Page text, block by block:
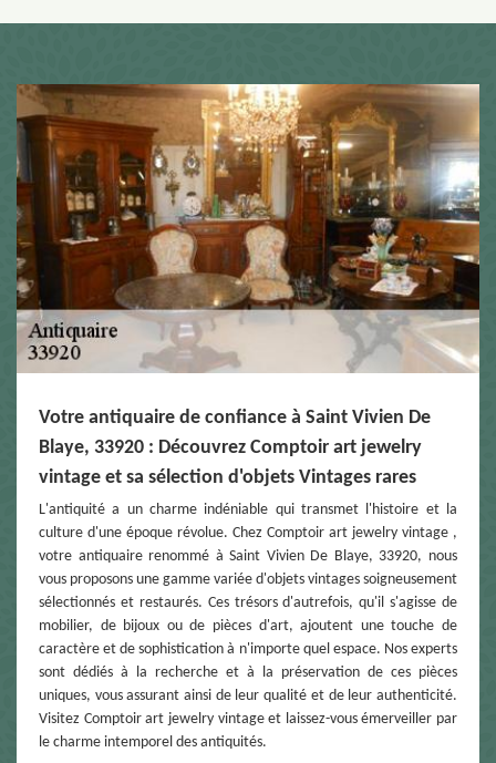
Votre antiquaire de confiance à Saint Vivien De
Blaye, 33920 : Découvrez Comptoir art jewelry
vintage et sa sélection d'objets Vintages rares
L'antiquité a un charme indéniable qui transmet l'histoire et la
culture d'une époque révolue. Chez Comptoir art jewelry vintage ,
votre antiquaire renommé à Saint Vivien De Blaye, 33920, nous
vous proposons une gamme variée d'objets vintages soigneusement
sélectionnés et restaurés. Ces trésors d'autrefois, qu'il s'agisse de
mobilier, de bijoux ou de pièces d'art, ajoutent une touche de
caractère et de sophistication à n'importe quel espace. Nos experts
sont dédiés à la recherche et à la préservation de ces pièces
uniques, vous assurant ainsi de leur qualité et de leur authenticité.
Visitez Comptoir art jewelry vintage et laissez-vous émerveiller par
le charme intemporel des antiquités.